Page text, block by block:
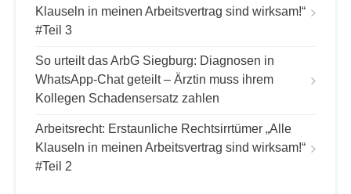
Klauseln in meinen Arbeitsvertrag sind wirksam!“
#Teil 3
So urteilt das ArbG Siegburg: Diagnosen in
WhatsApp-Chat geteilt – Ärztin muss ihrem
Kollegen Schadensersatz zahlen
Arbeitsrecht: Erstaunliche Rechtsirrtümer „Alle
Klauseln in meinen Arbeitsvertrag sind wirksam!“
#Teil 2